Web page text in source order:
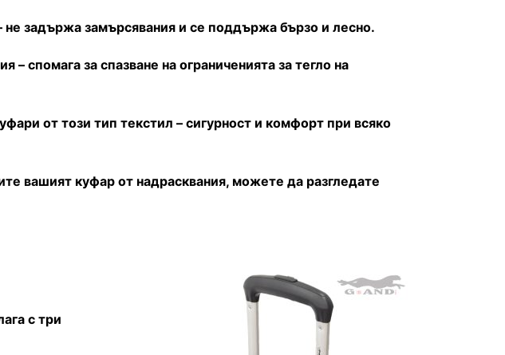
не задържа замърсявания и се поддържа бързо и лесно.
– спомага за спазване на ограниченията за тегло на
от този тип текстил – сигурност и комфорт при всяко
вашият куфар от надрасквания, можете да разгледате
с три